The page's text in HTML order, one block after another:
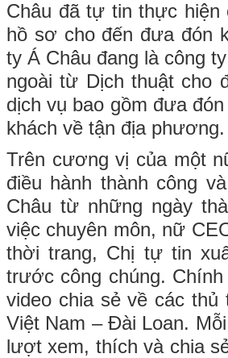
Châu đã tự tin thực hiện
hồ sơ cho đến đưa đón
ty Á Châu đang là công
ngoài từ Dịch thuật cho
dịch vụ bao gồm đưa
khách về tận địa phương.
Trên cương vị của một
điều hành thành công
Châu từ những ngày
việc chuyên môn, nữ
thời trang, Chị tự tin
trước công chúng.
video chia sẻ về các
Việt Nam – Đài Loan.
lượt xem, thích và chia